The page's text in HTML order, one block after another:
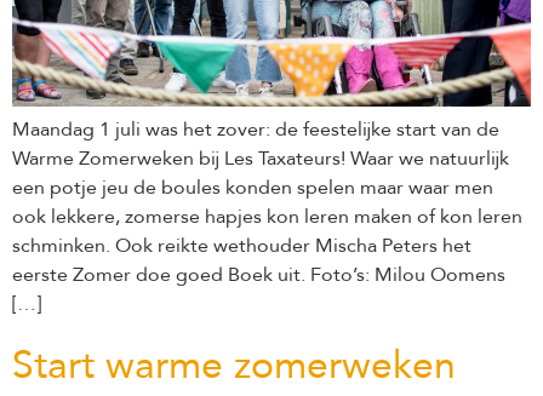
Maandag 1 juli was het zover: de feestelijke start van de
Warme Zomerweken bij Les Taxateurs! Waar we natuurlijk
een potje jeu de boules konden spelen maar waar men
ook lekkere, zomerse hapjes kon leren maken of kon leren
schminken. Ook reikte wethouder Mischa Peters het
eerste Zomer doe goed Boek uit. Foto’s: Milou Oomens
[…]
Start warme zomerweken